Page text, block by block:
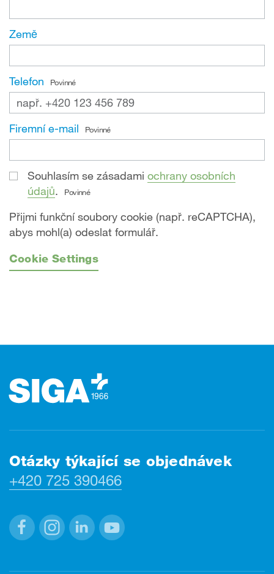
Země
Telefon Povinné
Firemní e-mail Povinné
Souhlasím se zásadamiochrany osobních
údajů. Povinné
Přijmi funkční soubory cookie (např. reCAPTCHA),
abys mohl(a) odeslat formulář.
Cookie Settings
Otázky týkající se objednávek
+420 725 390466